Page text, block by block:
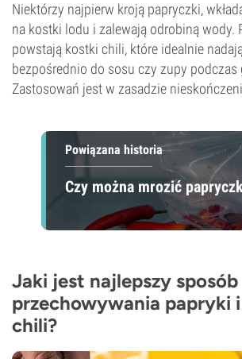
Niektórzy najpierw kroją papryczki,
na kostki lodu i zalewają odrobiną wody.
powstają kostki chili, które idealnie
bezpośrednio do sosu czy zupy podczas
Zastosowań jest w zasadzie
Powiązana historia
Czy można mrozić
Jaki jest najlepszy sposób
przechowywania papryki
chili?